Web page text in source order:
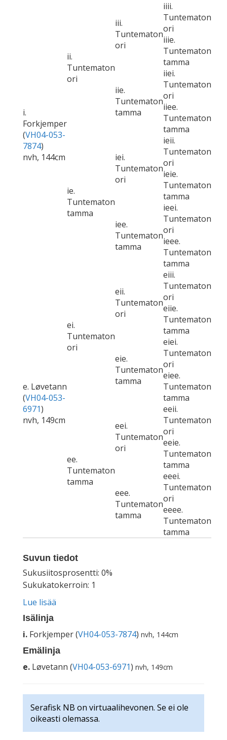
i.
Forkjemper
(VH04-053-
7874)
nvh, 144cm
ii.
Tuntematon
ori
iii.
Tuntematon
ori
iiii.
Tuntematon
ori
iiie.
Tuntematon
tamma
iie.
Tuntematon
tamma
iiei.
Tuntematon
ori
iiee.
Tuntematon
tamma
ie.
Tuntematon
tamma
iei.
Tuntematon
ori
ieii.
Tuntematon
ori
ieie.
Tuntematon
tamma
iee.
Tuntematon
tamma
ieei.
Tuntematon
ori
ieee.
Tuntematon
tamma
e. Løvetann
(VH04-053-
6971)
nvh, 149cm
ei.
Tuntematon
ori
eii.
Tuntematon
ori
eiii.
Tuntematon
ori
eiie.
Tuntematon
tamma
eie.
Tuntematon
tamma
eiei.
Tuntematon
ori
eiee.
Tuntematon
tamma
ee.
Tuntematon
tamma
eei.
Tuntematon
ori
eeii.
Tuntematon
ori
eeie.
Tuntematon
tamma
eee.
Tuntematon
tamma
eeei.
Tuntematon
ori
eeee.
Tuntematon
tamma
Suvun tiedot
Sukusiitosprosentti: 0%
Sukukatokerroin: 1
Lue lisää
Isälinja
i. Forkjemper (VH04-053-7874) nvh, 144cm
Emälinja
e. Løvetann (VH04-053-6971) nvh, 149cm
Serafisk NB on virtuaalihevonen. Se ei ole
oikeasti olemassa.